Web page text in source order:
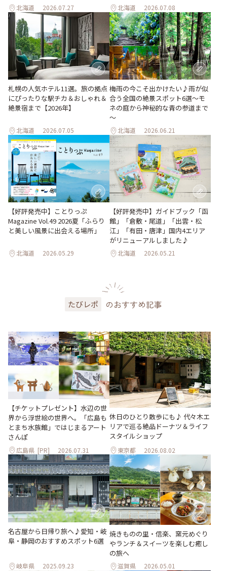
北海道 2026.07.27 北海道 2026.07.08
札幌の人気ホテル11選。旅の拠点
にぴったりな駅チカ＆おしゃれ＆
絶景宿まで【2026年】
北海道 2026.07.05
梅雨の今こそ出かけたい♪雨が似
合う全国の絶景スポット6選～モ
ネの庭から神秘的な青の参道まで
～
北海道 2026.06.21
【好評発売中】ことりっぷ
Magazine Vol.49 2026夏「ふらり
と美しい風景に出会える場所」
北海道 2026.05.29
【好評発売中】ガイドブック「函
館」「倉敷・尾道」「出雲・松
江」「有田・唐津」国内4エリア
がリニューアルしました♪
北海道 2026.05.21
たびレポ のおすすめ記事
【チケットプレゼント】水辺の世
界から浮世絵の世界へ。「広島も
とまち水族館」ではじまるアート
さんぽ
広島県 [PR] 2026.07.31
休日のひとり散歩にも♪ 代々木エ
リアで巡る絶品ドーナツ＆ライフ
スタイルショップ
東京都 2026.08.02
名古屋から日帰り旅へ♪愛知・岐
阜・静岡のおすすめスポット6選
岐阜県 2025.09.23
焼きものの里・信楽、窯元めぐり
やランチ＆スイーツを楽しむ癒し
の旅へ
滋賀県 2026.05.01